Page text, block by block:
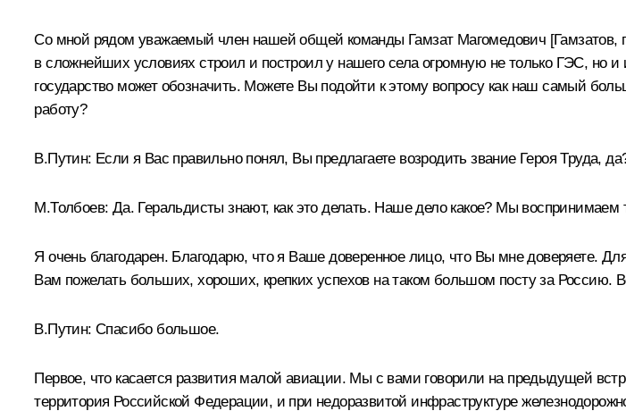
Со мной рядом уважаемый член нашей общей команды Гамзат Магомедович [Гамзатов,
в сложнейших условиях строил и построил у нашего села огромную не только ГЭС, но
государство может обозначить. Можете Вы подойти к этому вопросу как наш самый
работу?
В.Путин: Если я Вас правильно понял, Вы предлагаете возродить звание Героя Труда,
М.Толбоев: Да. Геральдисты знают, как это делать. Наше дело какое? Мы воспринимаем
Я очень благодарен. Благодарю, что я Ваше доверенное лицо, что Вы мне доверяете.
Вам пожелать больших, хороших, крепких успехов на таком большом посту за Россию.
В.Путин: Спасибо большое.
Первое, что касается развития малой авиации. Мы с вами говорили на предыдущей
территория Российской Федерации, и при недоразвитой инфраструктуре